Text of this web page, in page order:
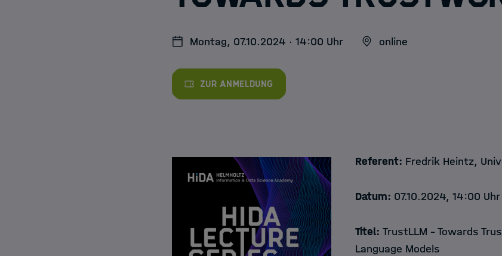
Montag, 07.10.2024 · 14:00 Uhr online
Zur Anmeldung
Referent: Fredrik Heintz,
Datum: 07.10.2024, 14:00 Uhr
Titel:TrustLLM - Towards
Language Models